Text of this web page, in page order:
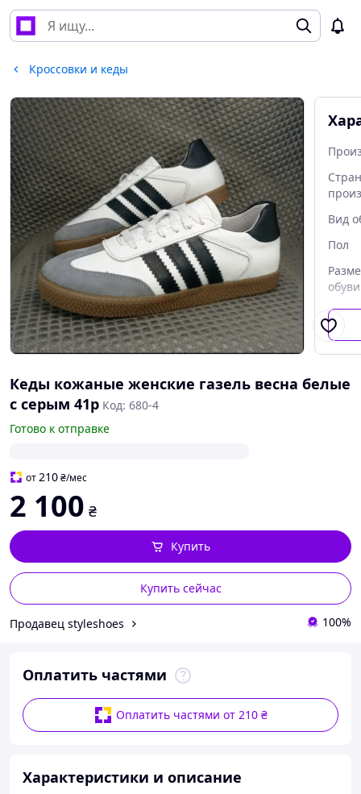
Кроссовки и кеды
Вид
Пол
обуви
Кеды кожаные женские газель весна белые
с серым 41р Код: 680-4
Готово к отправке
от210₴/мес
2 100 ₴
Купить сейчас
Купить
Продавец styleshoes 100%
Оплатить частями
Оплатить частями от 210 ₴
Характеристики и описание